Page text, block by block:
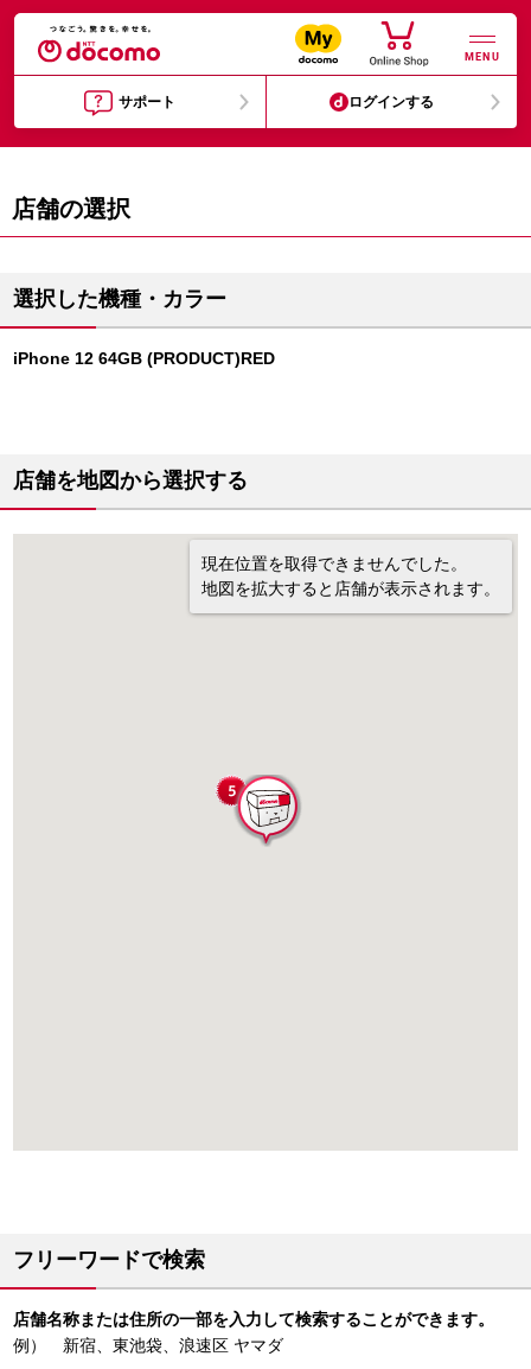
MENU
サポート ログインする
店舗の選択
選択した機種・カラー
iPhone 12 64GB (PRODUCT)RED
店舗を地図から選択する
現在位置を取得できませんでした。
地図を拡大すると店舗が表示されます。
フリーワードで検索
店舗名称または住所の一部を入力して検索することができます。
例） 新宿、東池袋、浪速区 ヤマダ